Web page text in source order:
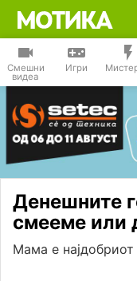
Смешни
видеа
Игри
Денешните
смееме или
Мама е